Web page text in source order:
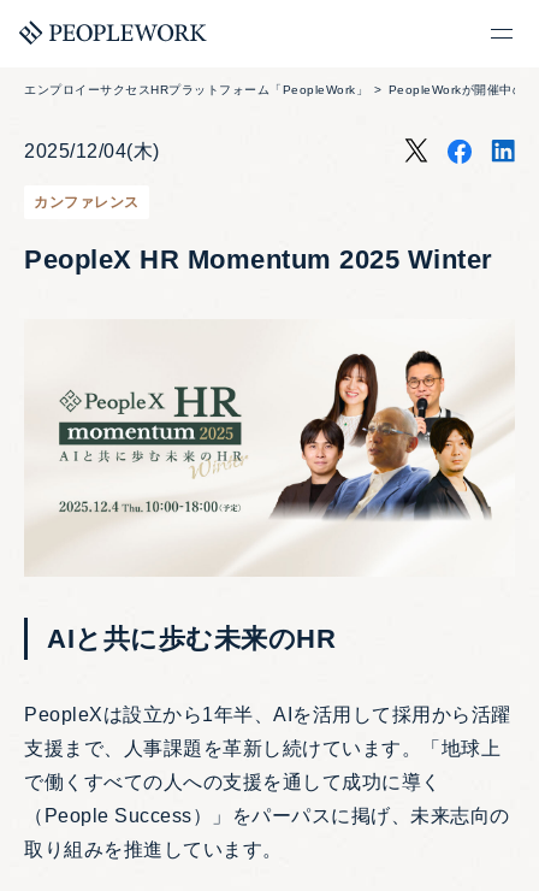
エンプロイーサクセスHRプラットフォーム「PeopleWork」 PeopleWorkが開催中のセ
2025/12/04(木)
カンファレンス
PeopleX HR Momentum 2025 Winter
AIと共に歩む未来のHR
PeopleXは設立から1年半、AIを活用して採用から活躍
支援まで、人事課題を革新し続けています。「地球上
で働くすべての人への支援を通して成功に導く
（People Success）」をパーパスに掲げ、未来志向の
取り組みを推進しています。